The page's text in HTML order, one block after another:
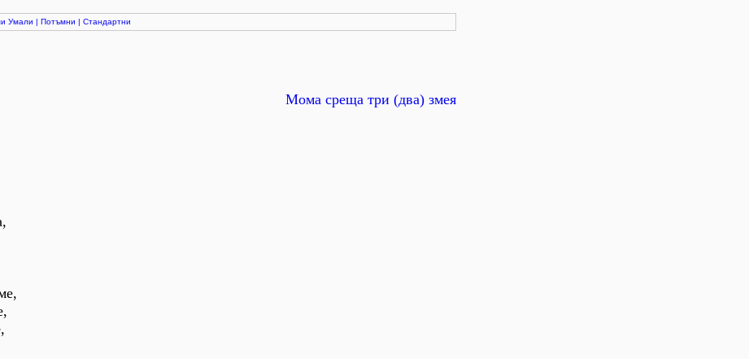
Умали | Потъмни | Стандартни
Мома среща три (два) змея